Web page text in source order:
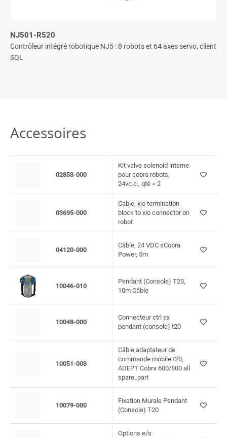
NJ501-R520
Contrôleur intégré robotique NJ5 : 8 robots et 64 axes servo, client
SQL
Accessoires
02853-000
Kit valve solenoid interne
pour cobra robots,
24vc.c., qté = 2
03695-000
Cable, xio termination
block to xio connector on
robot
04120-000
Câble, 24 VDC sCobra
Power, 5m
10046-010
Pendant (Console) T20,
10m Câble
10048-000
Connecteur ctrl ex
pendant (console) t20
10051-003
Câble adaptateur de
commande mobile t20,
ADEPT Cobra 600/800 all
spare_part
10079-000
Fixation Murale Pendant
(Console) T20
Options e/s